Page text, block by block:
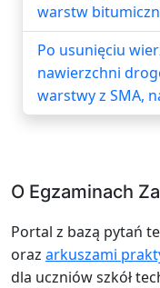
warstw
Po usunięciu
nawierzchni
warstwy z SMA,
O Egzaminach
Portal z bazą pytań
oraz arkuszami
dla uczniów szkół